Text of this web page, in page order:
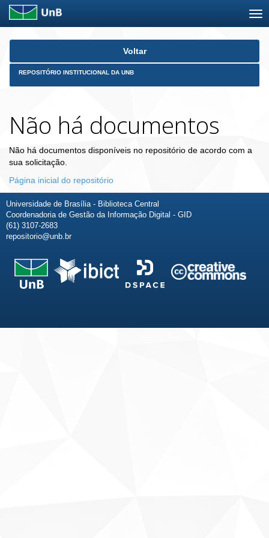
Skip
Voltar
REPOSITÓRIO INSTITUCIONAL DA UNB
Não há documentos
Não há documentos disponíveis no repositório de acordo com a
sua solicitação.
Página inicial do repositório
Universidade de Brasília - Biblioteca Central
Coordenadoria de Gestão da Informação Digital - GID
(61) 3107-2683
repositorio@unb.br